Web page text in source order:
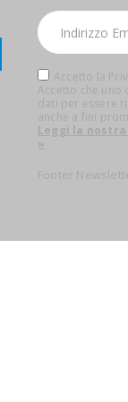
Accetto la
Accetto che uno
dati per essere
anche a fini
Leggi la
»
Footer